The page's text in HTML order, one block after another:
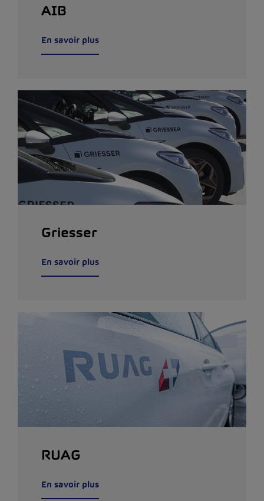
AIB
En savoir plus
Griesser
En savoir plus
RUAG
En savoir plus